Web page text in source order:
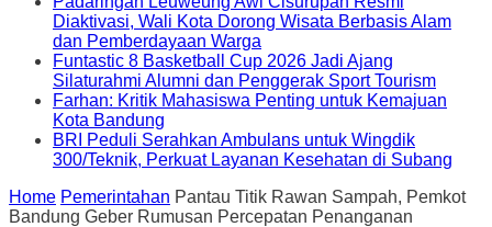
Diaktivasi, Wali Kota Dorong Wisata Berbasis Alam
dan Pemberdayaan Warga
Funtastic 8 Basketball Cup 2026 Jadi Ajang
Silaturahmi Alumni dan Penggerak Sport Tourism
Farhan: Kritik Mahasiswa Penting untuk Kemajuan
Kota Bandung
BRI Peduli Serahkan Ambulans untuk Wingdik
300/Teknik, Perkuat Layanan Kesehatan di Subang
Home Pemerintahan Pantau Titik Rawan Sampah, Pemkot
Bandung Geber Rumusan Percepatan Penanganan